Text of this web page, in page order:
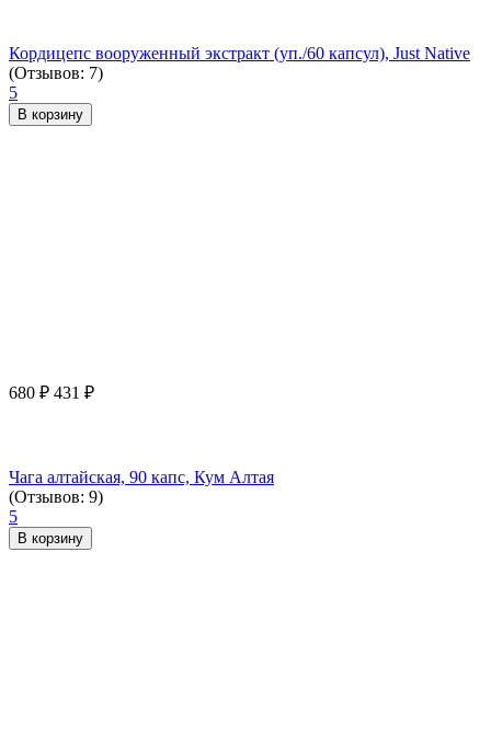
Кордицепс вооруженный экстракт (уп./60 капсул), Just Native
(Отзывов: 7)
5
В корзину
680 ₽ 431 ₽
Чага алтайская, 90 капс, Кум Алтая
(Отзывов: 9)
5
В корзину